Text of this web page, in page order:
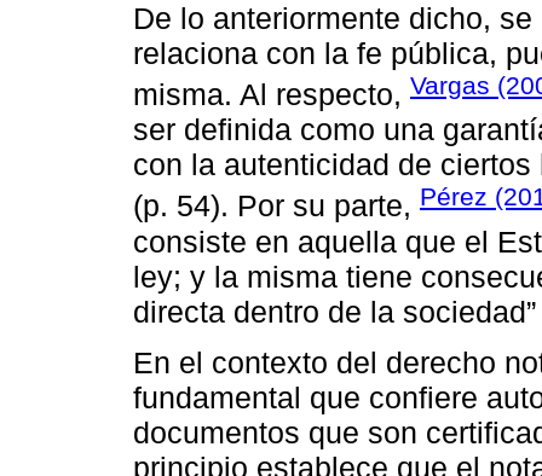
De lo anteriormente dicho,
relaciona con la fe pública,
misma. Al respecto, Vargas
ser definida como una
con la autenticidad de
(p. 54). Por su parte, Pérez
consiste en aquella que el
ley; y la misma tiene
directa dentro de la
En el contexto del derecho
fundamental que confiere
documentos que son
principio establece que el